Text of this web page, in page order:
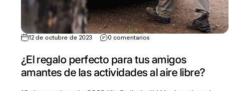
12 de octubre de 2023 0 comentarios
¿El regalo perfecto para tus amigos
amantes de las actividades al aire libre?